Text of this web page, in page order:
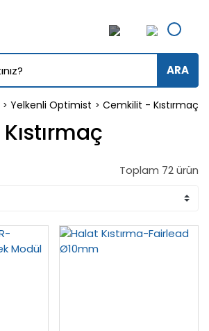
ARA
Yelkenli Optimist Cemkilit - Kıstırmaç
Kıstırmaç
Toplam 72 ürün